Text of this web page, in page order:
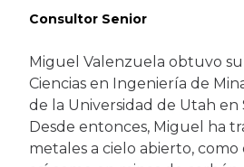
Consultor Senior
Miguel Valenzuela obtuvo
Ciencias en Ingeniería de
de la Universidad de Utah en
Desde entonces, Miguel ha
metales a cielo abierto,